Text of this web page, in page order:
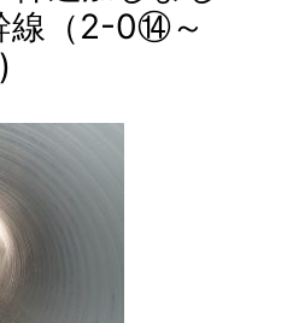
線（2-0⑭～